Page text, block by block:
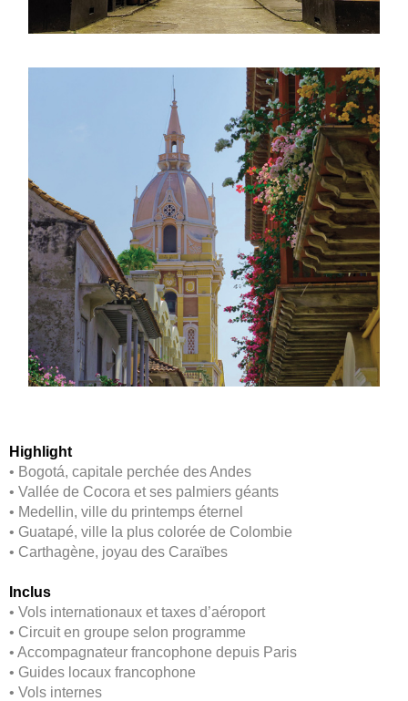
Highlight
• Bogotá, capitale perchée des Andes
• Vallée de Cocora et ses palmiers géants
• Medellin, ville du printemps éternel
• Guatapé, ville la plus colorée de Colombie
• Carthagène, joyau des Caraïbes
Inclus
• Vols internationaux et taxes d’aéroport
• Circuit en groupe selon programme
• Accompagnateur francophone depuis Paris
• Guides locaux francophone
• Vols internes